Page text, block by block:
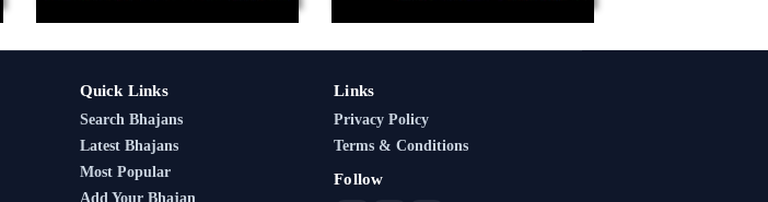
Quick Links
Search Bhajans
Latest Bhajans
Most Popular
Add Your Bhajan
Links
Privacy Policy
Terms & Conditions
Follow